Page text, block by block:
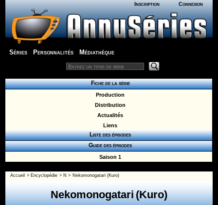
Inscription Connexion
Séries Personnalités Médiathèque
Fiche de la série
Production
Distribution
Actualités
Liens
Liste des épisodes
Guide des épisodes
Saison 1
Accueil > Encyclopédie > N > Nekomonogatari (Kuro)
Nekomonogatari (Kuro)